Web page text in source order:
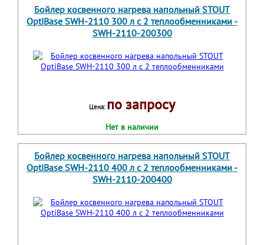
Бойлер косвенного нагрева напольный STOUT
OptiBase SWH-2110 300 л с 2 теплообменниками -
SWH-2110-200300
Цена: по запросу
Нет в наличии
Бойлер косвенного нагрева напольный STOUT
OptiBase SWH-2110 400 л с 2 теплообменниками -
SWH-2110-200400